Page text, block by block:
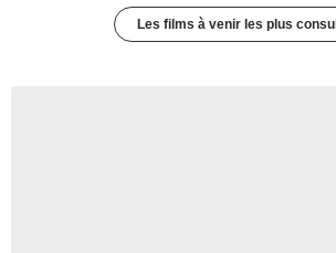
Les films à venir les plus